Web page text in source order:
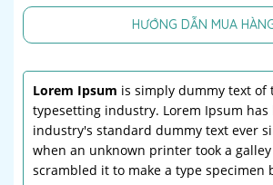
HƯỚNG DẪN MUA
Lorem Ipsum is simply dummy text
typesetting industry. Lorem Ipsum has
industry's standard dummy text ever
when an unknown printer took a
scrambled it to make a type specimen